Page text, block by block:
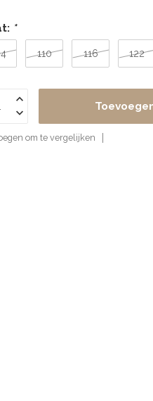
*
110 116 122
om te vergelijken